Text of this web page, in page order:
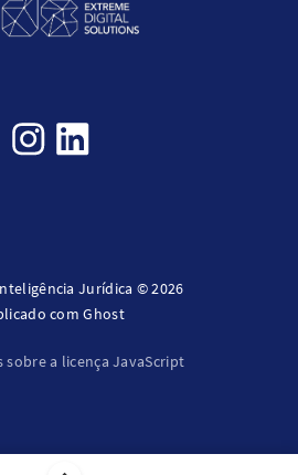
Jurídica © 2026
comGhost
sobre a licença JavaScript